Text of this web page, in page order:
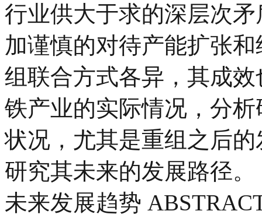
行业供大于求的深层次
加谨慎的对待产能扩张
组联合方式各异，其成
铁产业的实际情况，分
状况，尤其是重组之后
研究其未来的发展路径
未来发展趋势